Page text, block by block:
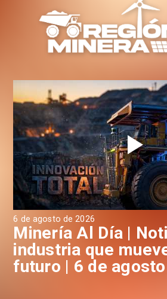
6 de agosto de 2026
Minería Al Día |
industria que
futuro | 6 de